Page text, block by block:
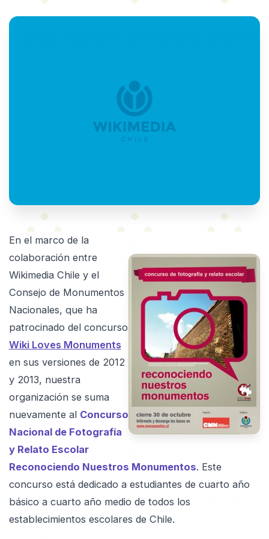
En el marco de la
colaboración entre
Wikimedia Chile y el
Consejo de Monumentos
Nacionales, que ha
patrocinado del concurso
Wiki Loves Monuments
en sus versiones de 2012
y 2013, nuestra
organización se suma
nuevamente al Concurso
Nacional de Fotografía
y Relato Escolar
Reconociendo Nuestros Monumentos. Este
concurso está dedicado a estudiantes de cuarto año
básico a cuarto año medio de todos los
establecimientos escolares de Chile.